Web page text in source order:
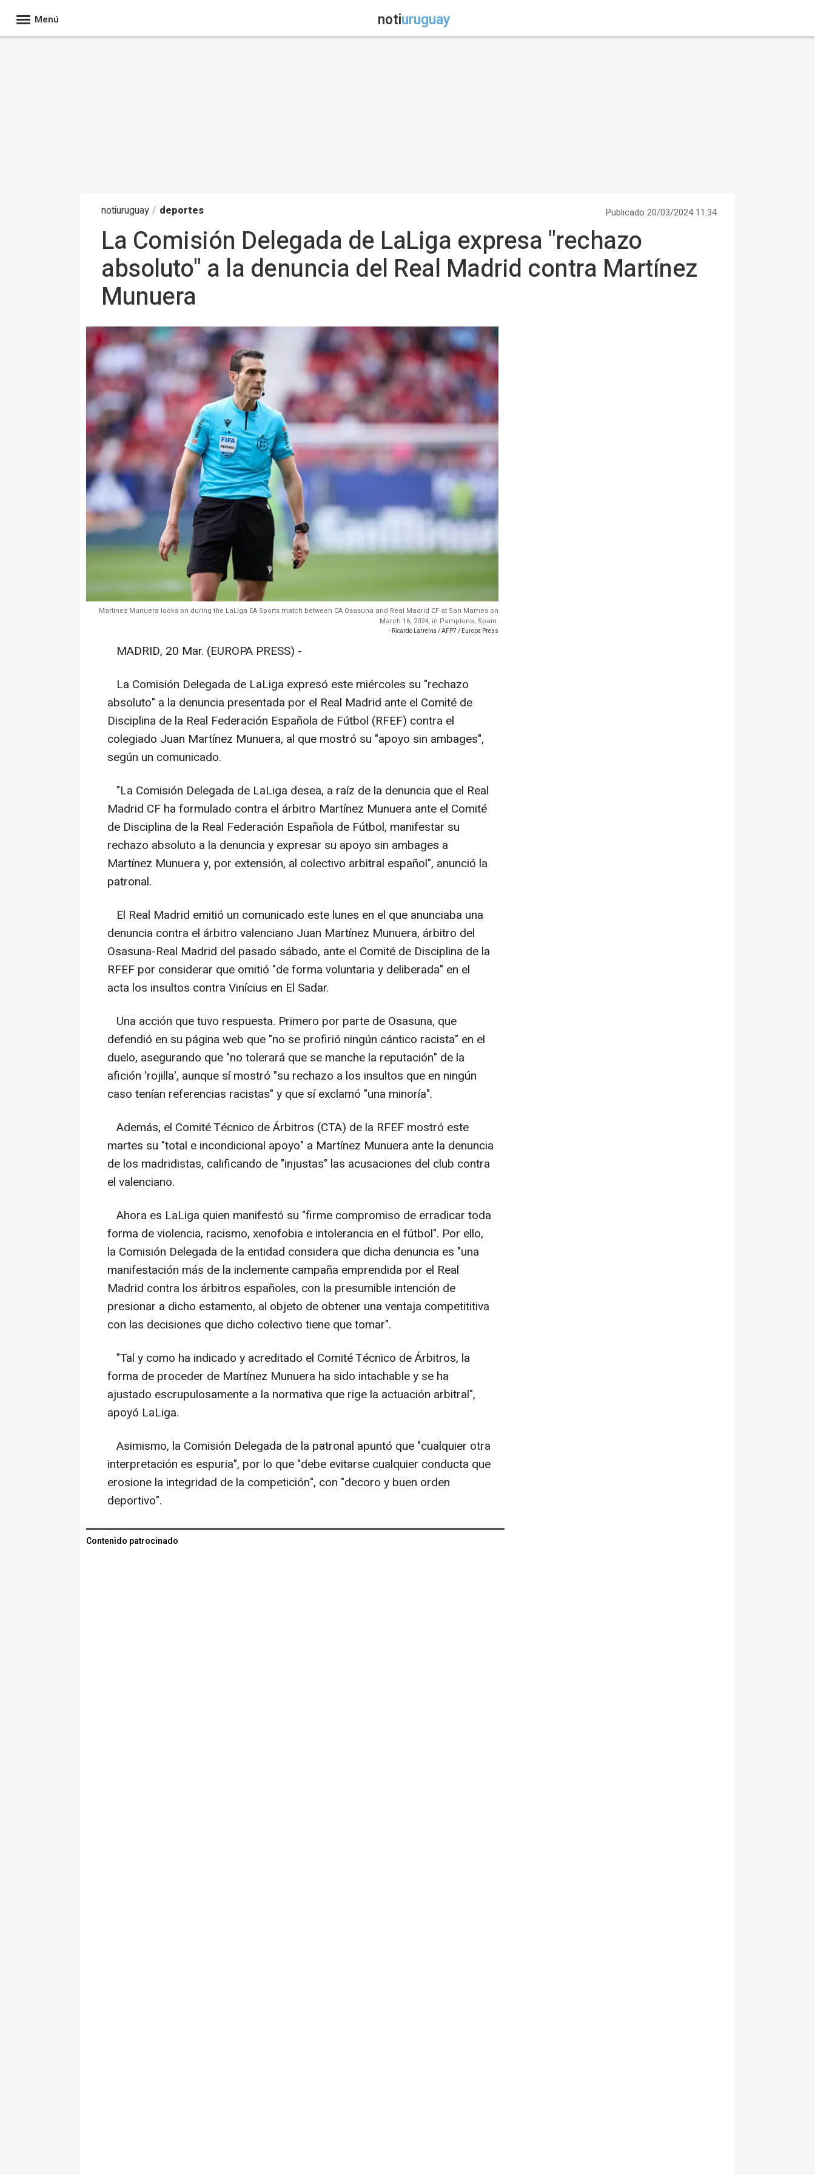
Menú notiuruguay
notiuruguay / deportes Publicado 20/03/2024 11:34
La Comisión Delegada de LaLiga expresa "rechazo
absoluto" a la denuncia del Real Madrid contra Martínez
Munuera
Martinez Munuera looks on during the LaLiga EA Sports match between CA Osasuna and Real Madrid CF at San Mames on
March 16, 2024, in Pamplona, Spain.
- Ricardo Larreina / AFP7 / Europa Press
MADRID, 20 Mar. (EUROPA PRESS) -
La Comisión Delegada de LaLiga expresó este miércoles su "rechazo
absoluto" a la denuncia presentada por el Real Madrid ante el Comité de
Disciplina de la Real Federación Española de Fútbol (RFEF) contra el
colegiado Juan Martínez Munuera, al que mostró su "apoyo sin ambages",
según un comunicado.
"La Comisión Delegada de LaLiga desea, a raíz de la denuncia que el Real
Madrid CF ha formulado contra el árbitro Martínez Munuera ante el Comité
de Disciplina de la Real Federación Española de Fútbol, manifestar su
rechazo absoluto a la denuncia y expresar su apoyo sin ambages a
Martínez Munuera y, por extensión, al colectivo arbitral español", anunció la
patronal.
El Real Madrid emitió un comunicado este lunes en el que anunciaba una
denuncia contra el árbitro valenciano Juan Martínez Munuera, árbitro del
Osasuna-Real Madrid del pasado sábado, ante el Comité de Disciplina de la
RFEF por considerar que omitió "de forma voluntaria y deliberada" en el
acta los insultos contra Vinícius en El Sadar.
Una acción que tuvo respuesta. Primero por parte de Osasuna, que
defendió en su página web que "no se profirió ningún cántico racista" en el
duelo, asegurando que "no tolerará que se manche la reputación" de la
afición 'rojilla', aunque sí mostró "su rechazo a los insultos que en ningún
caso tenían referencias racistas" y que sí exclamó "una minoría".
Además, el Comité Técnico de Árbitros (CTA) de la RFEF mostró este
martes su "total e incondicional apoyo" a Martínez Munuera ante la denuncia
de los madridistas, calificando de "injustas" las acusaciones del club contra
el valenciano.
Ahora es LaLiga quien manifestó su "firme compromiso de erradicar toda
forma de violencia, racismo, xenofobia e intolerancia en el fútbol". Por ello,
la Comisión Delegada de la entidad considera que dicha denuncia es "una
manifestación más de la inclemente campaña emprendida por el Real
Madrid contra los árbitros españoles, con la presumible intención de
presionar a dicho estamento, al objeto de obtener una ventaja competititiva
con las decisiones que dicho colectivo tiene que tomar".
"Tal y como ha indicado y acreditado el Comité Técnico de Árbitros, la
forma de proceder de Martínez Munuera ha sido intachable y se ha
ajustado escrupulosamente a la normativa que rige la actuación arbitral",
apoyó LaLiga.
Asimismo, la Comisión Delegada de la patronal apuntó que "cualquier otra
interpretación es espuria", por lo que "debe evitarse cualquier conducta que
erosione la integridad de la competición", con "decoro y buen orden
deportivo".
Contenido patrocinado